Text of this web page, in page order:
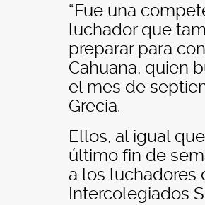
“Fue una
luchador que
preparar para
Cahuana, quien
el mes de
Grecia.
Ellos, al igual
último fin de
a los luchadores
Intercolegiados